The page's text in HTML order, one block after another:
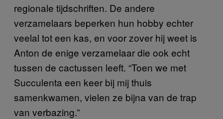
regionale tijdschriften. De andere
verzamelaars beperken hun hobby echter
veelal tot een kas, en voor zover hij weet is
Anton de enige verzamelaar die ook echt
tussen de cactussen leeft. “Toen we met
Succulenta een keer bij mij thuis
samenkwamen, vielen ze bijna van de trap
van verbazing.”